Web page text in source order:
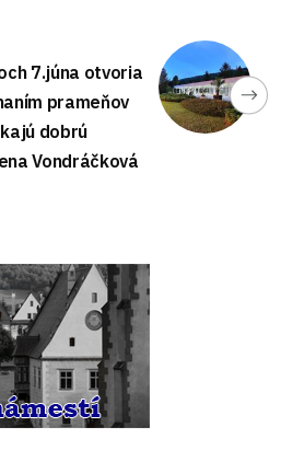
7.júna otvoria
prameňov
dobrú
Vondráčková